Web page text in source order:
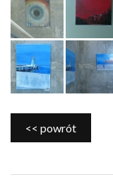
Patronat
medialny
<< powrót